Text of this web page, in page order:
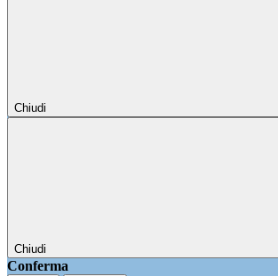
Chiudi
Chiudi
Conferma